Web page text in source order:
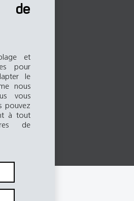
de
et
pour
le
nous
vous
pouvez
à tout
de